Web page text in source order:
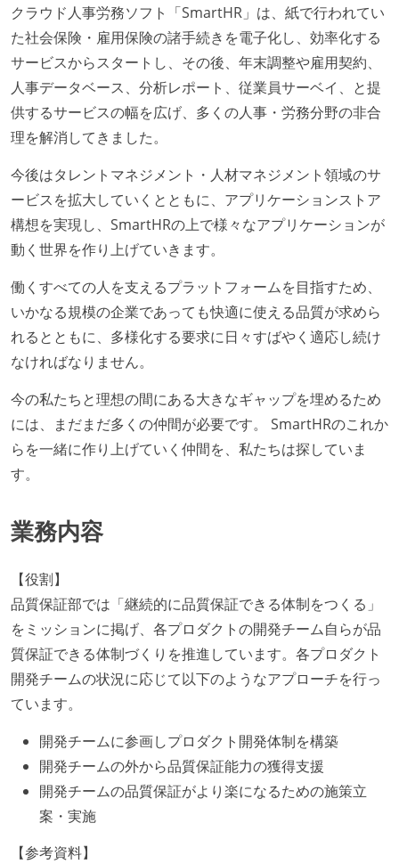
クラウド人事労務ソフト「SmartHR」は、紙で行われてい
た社会保険・雇用保険の諸手続きを電子化し、効率化する
サービスからスタートし、その後、年末調整や雇用契約、
人事データベース、分析レポート、従業員サーベイ、と提
供するサービスの幅を広げ、多くの人事・労務分野の非合
理を解消してきました。
今後はタレントマネジメント・人材マネジメント領域のサ
ービスを拡大していくとともに、アプリケーションストア
構想を実現し、SmartHRの上で様々なアプリケーションが
動く世界を作り上げていきます。
働くすべての人を支えるプラットフォームを目指すため、
いかなる規模の企業であっても快適に使える品質が求めら
れるとともに、多様化する要求に日々すばやく適応し続け
なければなりません。
今の私たちと理想の間にある大きなギャップを埋めるため
には、まだまだ多くの仲間が必要です。 SmartHRのこれか
らを一緒に作り上げていく仲間を、私たちは探していま
す。
業務内容
【役割】
品質保証部では「継続的に品質保証できる体制をつくる」
をミッションに掲げ、各プロダクトの開発チーム自らが品
質保証できる体制づくりを推進しています。各プロダクト
開発チームの状況に応じて以下のようなアプローチを行っ
ています。
開発チームに参画しプロダクト開発体制を構築
開発チームの外から品質保証能力の獲得支援
開発チームの品質保証がより楽になるための施策立
案・実施
【参考資料】